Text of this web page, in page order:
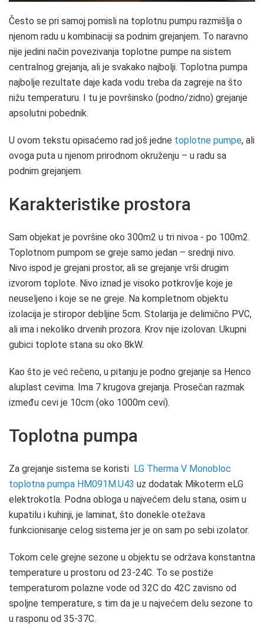
Često se pri samoj pomisli na toplotnu pumpu razmišlja o
njenom radu u kombinaciji sa podnim grejanjem. To naravno
nije jedini način povezivanja toplotne pumpe na sistem
centralnog grejanja, ali je svakako najbolji. Toplotna pumpa
najbolje rezultate daje kada vodu treba da zagreje na što
nižu temperaturu. I tu je površinsko (podno/zidno) grejanje
apsolutni pobednik.
U ovom tekstu opisaćemo rad još jedne toplotne pumpe, ali
ovoga puta u njenom prirodnom okruženju – u radu sa
podnim grejanjem.
Karakteristike prostora
Sam objekat je površine oko 300m2 u tri nivoa - po 100m2.
Toplotnom pumpom se greje samo jedan – srednji nivo.
Nivo ispod je grejani prostor, ali se grejanje vrši drugim
izvorom toplote. Nivo iznad je visoko potkrovlje koje je
neuseljeno i koje se ne greje. Na kompletnom objektu
izolacija je stiropor debljine 5cm. Stolarija je delimično PVC,
ali ima i nekoliko drvenih prozora. Krov nije izolovan. Ukupni
gubici toplote stana su oko 8kW.
Kao što je već rečeno, u pitanju je podno grejanje sa Henco
aluplast cevima. Ima 7 krugova grejanja. Prosečan razmak
između cevi je 10cm (oko 1000m cevi).
Toplotna pumpa
Za grejanje sistema se koristi LG Therma V Monobloc
toplotna pumpa HM091M.U43 uz dodatak Mikoterm eLG
elektrokotla. Podna obloga u najvećem delu stana, osim u
kupatilu i kuhinji, je laminat, što donekle otežava
funkcionisanje celog sistema jer je on sam po sebi izolator.
Tokom cele grejne sezone u objektu se održava konstantna
temperature u prostoru od 23-24C. To se postiže
temperaturom polazne vode od 32C do 42C zavisno od
spoljne temperature, s tim da je u najvećem delu sezone to
u rasponu od 35-37C.